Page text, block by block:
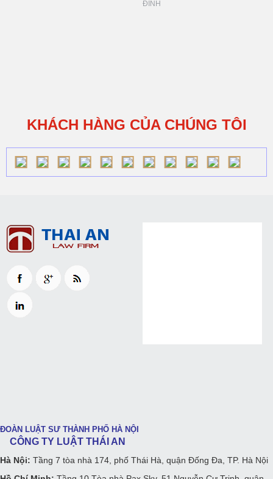
ĐÌNH
KHÁCH HÀNG CỦA CHÚNG TÔI
ĐOÀN LUẬT SƯ THÀNH PHỐ HÀ NỘI
CÔNG TY LUẬT THÁI AN
Hà Nội: Tầng 7 tòa nhà 174, phố Thái Hà, quận Đống Đa, TP. Hà Nội